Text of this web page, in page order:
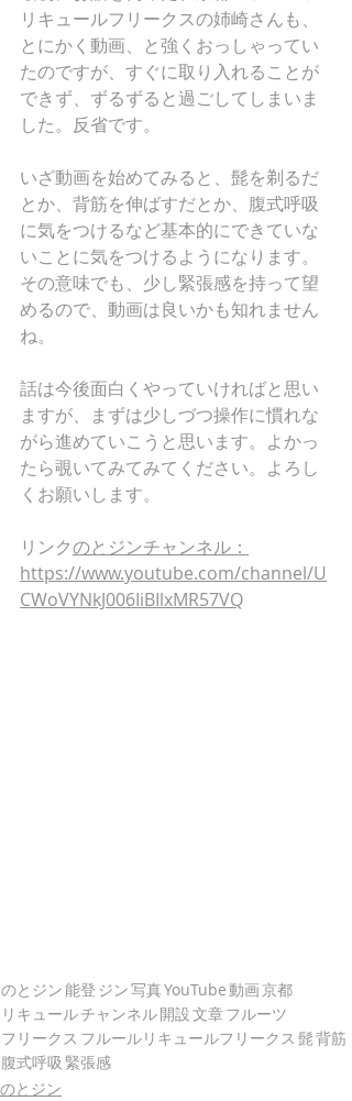
リキュールフリークスの姉崎さんも、
とにかく動画、と強くおっしゃってい
たのですが、すぐに取り入れることが
できず、ずるずると過ごしてしまいま
した。反省です。
いざ動画を始めてみると、髭を剃るだ
とか、背筋を伸ばすだとか、腹式呼吸
に気をつけるなど基本的にできていな
いことに気をつけるようになります。
その意味でも、少し緊張感を持って望
めるので、動画は良いかも知れません
ね。
話は今後面白くやっていければと思い
ますが、まずは少しづつ操作に慣れな
がら進めていこうと思います。よかっ
たら覗いてみてみてください。よろし
くお願いします。
リンクのとジンチャンネル ：
https://www.youtube.com/channel/U
CWoVYNkJ006IiBIlxMR57VQ
のとジン能登 ジン写真YouTube動画京都
リキュールチャンネル開設文章フルーツ
フリークス フルールリキュールフリークス 髭背筋
腹式呼吸 緊張感
のとジン